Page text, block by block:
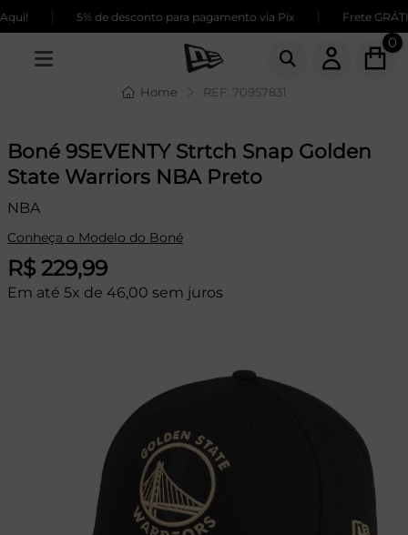
5% de desconto para pagamento via Pix Frete
0
Home REF: 70957831
Boné 9SEVENTY Strtch Snap Golden
State Warriors NBA Preto
NBA
Conheça o Modelo do Boné
R$ 229,99
Em até 5x de 46,00 sem juros